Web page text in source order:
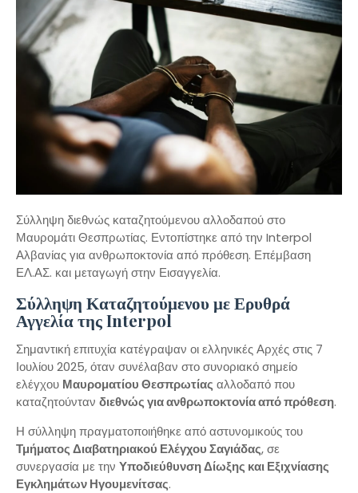
Σύλληψη διεθνώς καταζητούμενου αλλοδαπού στο
Μαυρομάτι Θεσπρωτίας. Εντοπίστηκε από την Interpol
Αλβανίας για ανθρωποκτονία από πρόθεση. Επέμβαση
ΕΛ.ΑΣ. και μεταγωγή στην Εισαγγελία.
Σύλληψη Καταζητούμενου με Ερυθρά
Αγγελία της Interpol
Σημαντική επιτυχία κατέγραψαν οι ελληνικές Αρχές στις 7
Ιουλίου 2025, όταν συνέλαβαν στο συνοριακό σημείο
ελέγχου Μαυροματίου Θεσπρωτίας αλλοδαπό που
καταζητούνταν διεθνώς για ανθρωποκτονία από πρόθεση.
Η σύλληψη πραγματοποιήθηκε από αστυνομικούς του
Τμήματος Διαβατηριακού Ελέγχου Σαγιάδας, σε
συνεργασία με την Υποδιεύθυνση Δίωξης και Εξιχνίασης
Εγκλημάτων Ηγουμενίτσας.